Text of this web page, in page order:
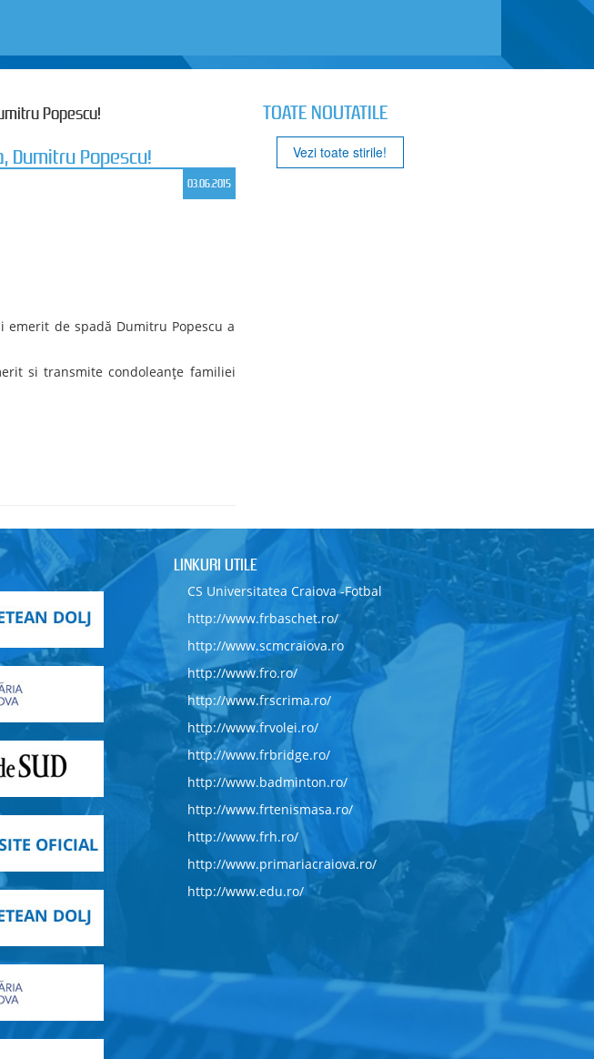
Popescu!
Dumitru Popescu!
03.06.2015
de spadă Dumitru Popescu a
si transmite condoleanțe familiei
TOATE NOUTATILE
Vezi toate stirile!
LINKURI UTILE
CS Universitatea Craiova -Fotbal
http://www.frbaschet.ro/
http://www.scmcraiova.ro
http://www.fro.ro/
http://www.frscrima.ro/
http://www.frvolei.ro/
http://www.frbridge.ro/
http://www.badminton.ro/
http://www.frtenismasa.ro/
http://www.frh.ro/
http://www.primariacraiova.ro/
http://www.edu.ro/